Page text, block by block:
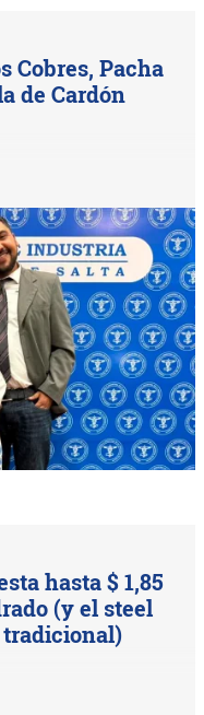
Cobres, Pacha
de Cardón
hasta $ 1,85
(y el steel
tradicional)